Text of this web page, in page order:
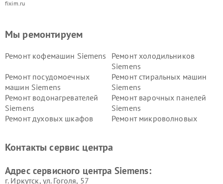
fixim.ru
Мы ремонтируем
Ремонт кофемашин Siemens
Ремонт холодильников
Siemens
Ремонт посудомоечных
машин Siemens
Ремонт стиральных машин
Siemens
Ремонт водонагревателей
Siemens
Ремонт варочных панелей
Siemens
Ремонт духовых шкафов
Ремонт микроволновых
Siemens
Siemens
Siemens
Siemens
Контакты сервис центра
Адрес сервисного центра Siemens:
г. Иркутск, ул. ​Гоголя, 57